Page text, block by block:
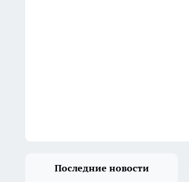
Последние новости